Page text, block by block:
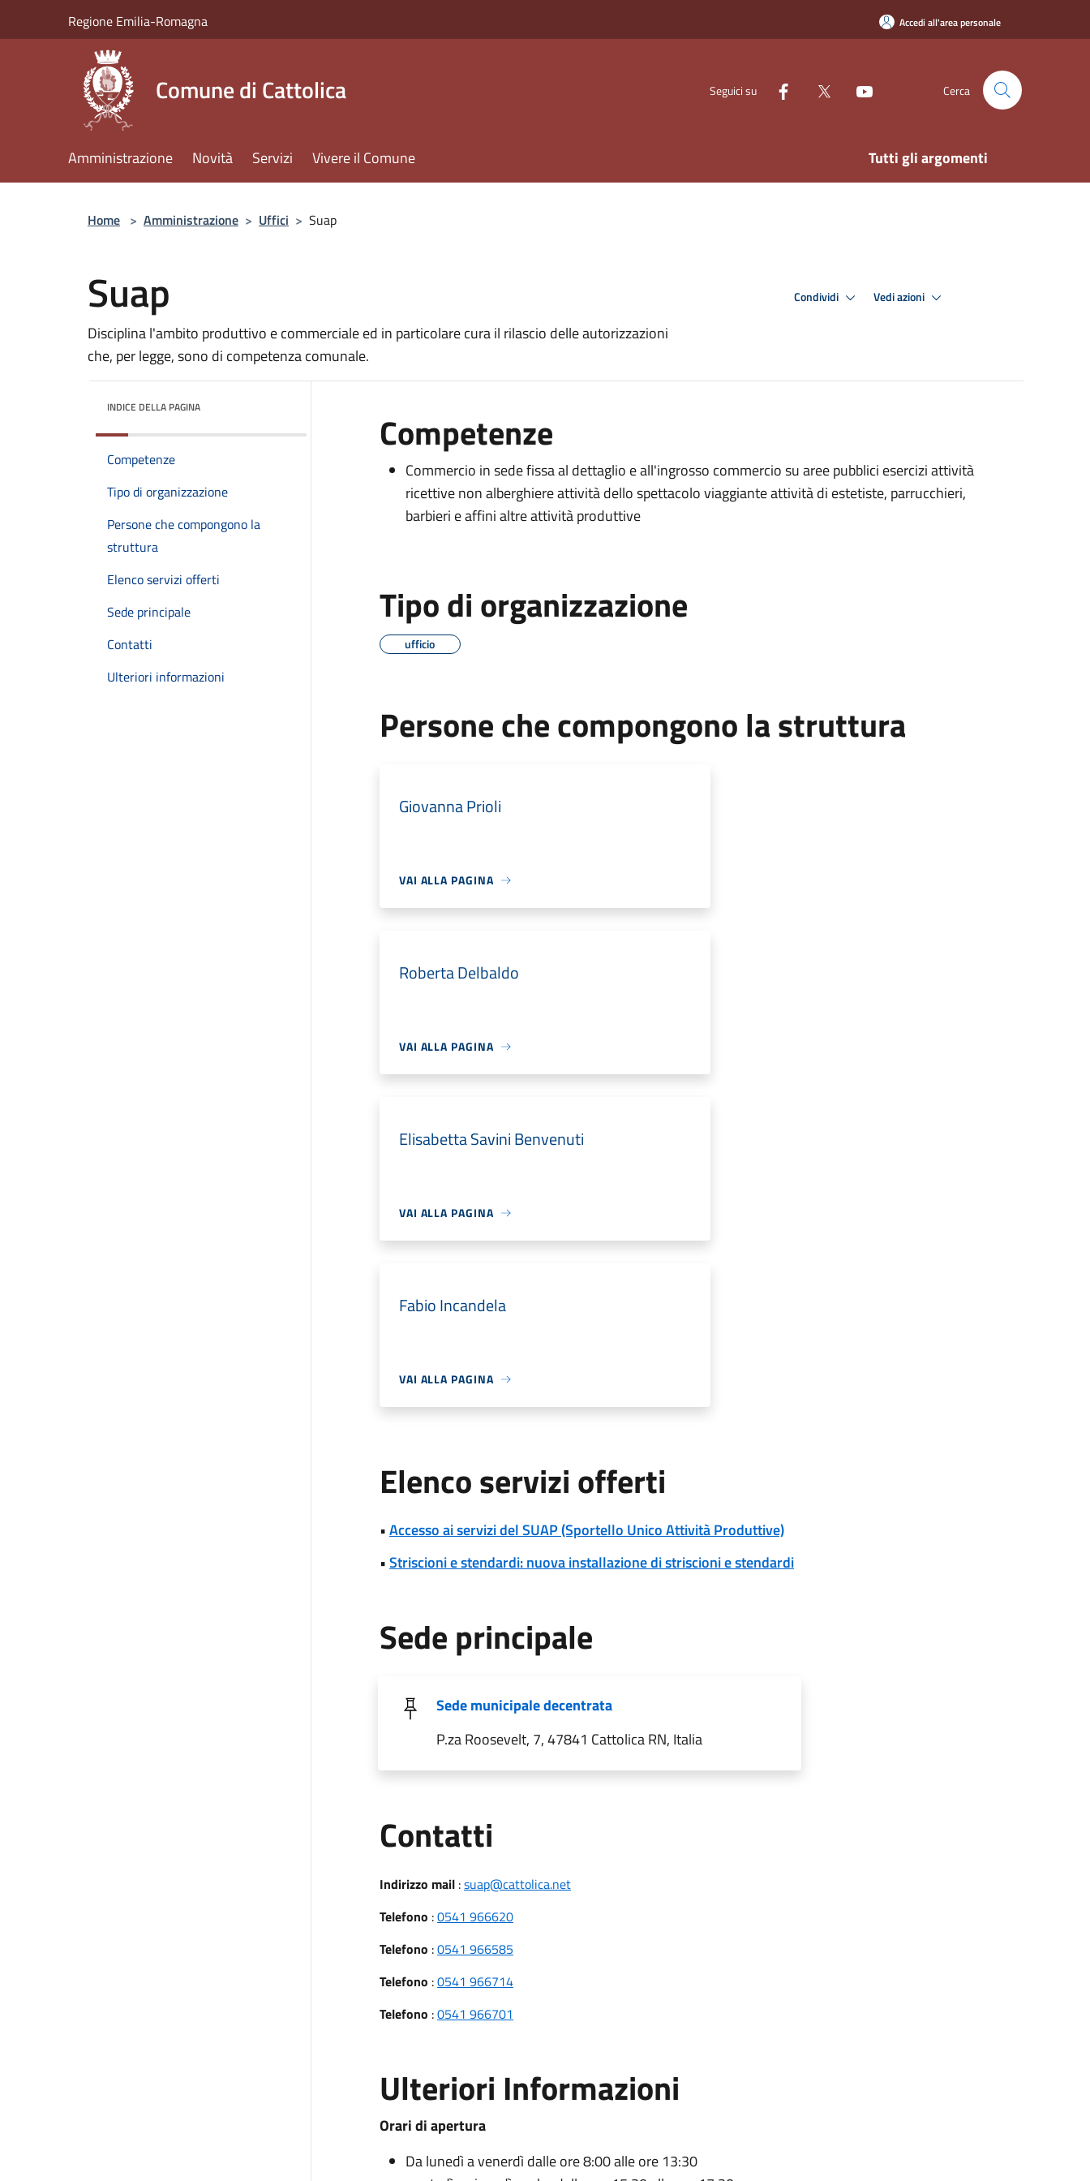
Regione Emilia-Romagna Accedi all'area personale
Comune di Cattolica Seguici su Cerca
Amministrazione Novità Servizi Vivere il Comune Tutti gli argomenti
Home > Amministrazione > Uffici > Suap
Suap
Disciplina l'ambito produttivo e commerciale ed in particolare cura il rilascio delle autorizzazioni
che, per legge, sono di competenza comunale.
Condividi Vedi azioni
INDICE DELLA PAGINA
Competenze
Tipo di organizzazione
Persone che compongono la
struttura
Elenco servizi offerti
Sede principale
Contatti
Ulteriori informazioni
Competenze
Commercio in sede fissa al dettaglio e all'ingrosso commercio su aree pubblici esercizi attività
ricettive non alberghiere attività dello spettacolo viaggiante attività di estetiste, parrucchieri,
barbieri e affini altre attività produttive
Tipo di organizzazione
ufficio
Persone che compongono la struttura
Giovanna Prioli
VAI ALLA PAGINA
Roberta Delbaldo
VAI ALLA PAGINA
Elisabetta Savini Benvenuti
VAI ALLA PAGINA
Fabio Incandela
VAI ALLA PAGINA
Elenco servizi offerti
•Accesso ai servizi del SUAP (Sportello Unico Attività Produttive)
•Striscioni e stendardi: nuova installazione di striscioni e stendardi
Sede principale
Sede municipale decentrata
P.za Roosevelt, 7, 47841 Cattolica RN, Italia
Contatti
Indirizzo mail:suap@cattolica.net
Telefono :0541 966620
Telefono :0541 966585
Telefono :0541 966714
Telefono :0541 966701
Ulteriori Informazioni
Orari di apertura
Da lunedì a venerdì dalle ore 8:00 alle ore 13:30